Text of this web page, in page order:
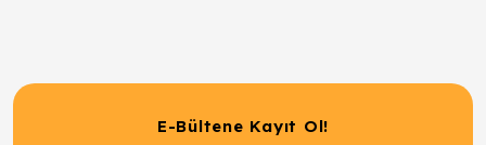
E-Bültene Kayıt Ol!